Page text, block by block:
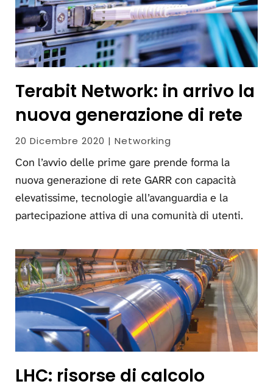
Terabit Network: in arrivo la
nuova generazione di rete
20 Dicembre 2020 | Networking
Con l’avvio delle prime gare prende forma la
nuova generazione di rete GARR con capacità
elevatissime, tecnologie all’avanguardia e la
partecipazione attiva di una comunità di utenti.
LHC: risorse di calcolo